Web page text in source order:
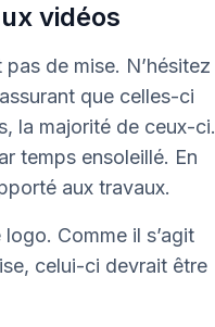
vidéos
de mise. N’hésitez
que celles-ci
la majorité de ceux-ci.
temps ensoleillé. En
aux travaux.
Comme il s’agit
celui-ci devrait être